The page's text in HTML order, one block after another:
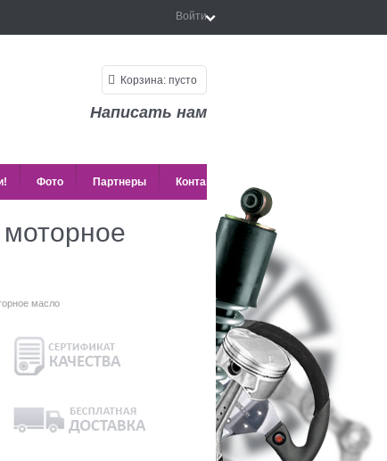
Войти
Корзина: пусто
Написать нам
Фото Партнеры Контакты
масло